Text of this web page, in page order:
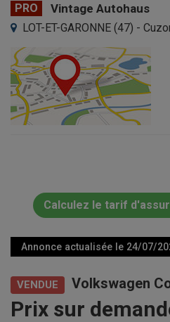
PRO Vintage Autohaus
LOT-ET-GARONNE (47) -
Calculez le tarif
Annonce actualisée le 24/07/
VENDUE Volkswagen
Prix sur